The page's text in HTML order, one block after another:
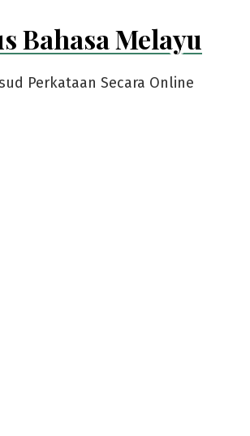
Bahasa Melayu
Perkataan Secara Online